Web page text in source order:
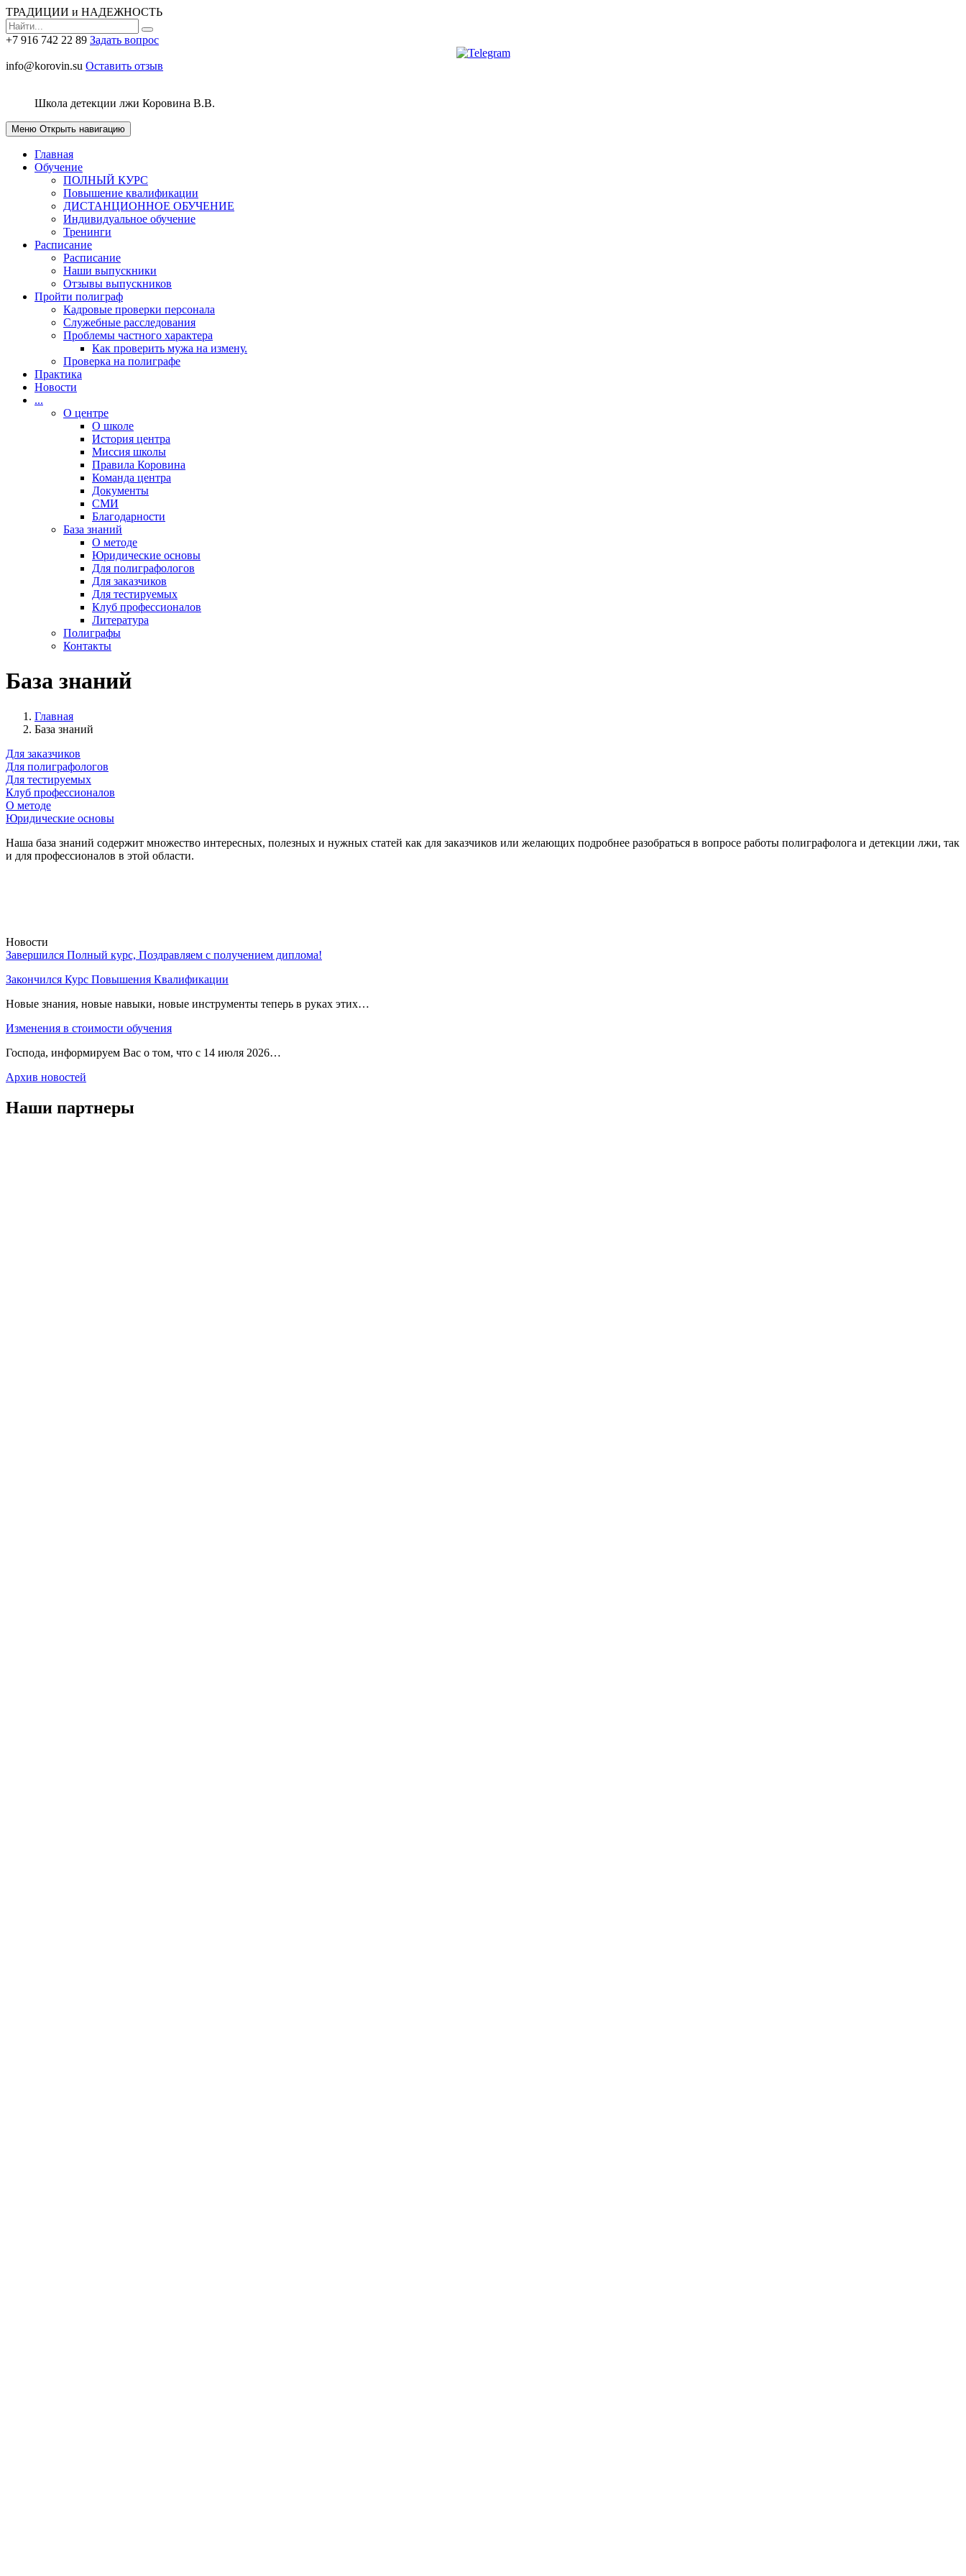
ТРАДИЦИИ и НАДЕЖНОСТЬ
+7 916 742 22 89 Задать вопрос
info@korovin.su Оставить отзыв
Школа детекции лжи Коровина В.В.
Меню Открыть навигацию
Главная
Обучение
ПОЛНЫЙ КУРС
Повышение квалификации
ДИСТАНЦИОННОЕ ОБУЧЕНИЕ
Индивидуальное обучение
Тренинги
Расписание
Расписание
Наши выпускники
Отзывы выпускников
Пройти полиграф
Кадровые проверки персонала
Cлужебные расследования
Проблемы частного характера
Как проверить мужа на измену.
Проверка на полиграфе
Практика
Новости
...
О центре
О школе
История центра
Миссия школы
Правила Коровина
Команда центра
Документы
СМИ
Благодарности
База знаний
О методе
Юридические основы
Для полиграфологов
Для заказчиков
Для тестируемых
Клуб профессионалов
Литература
Полиграфы
Контакты
База знаний
Главная
База знаний
Для заказчиков
Для полиграфологов
Для тестируемых
Клуб профессионалов
О методе
Юридические основы
Наша база знаний содержит множество интересных, полезных и нужных статей как для заказчиков или желающих подробнее разобраться в вопросе работы полиграфолога и детекции лжи, так
и для профессионалов в этой области.
Новости
Завершился Полный курс, Поздравляем с получением диплома!
Закончился Курс Повышения Квалификации
Новые знания, новые навыки, новые инструменты теперь в руках этих…
Изменения в стоимости обучения
Господа, информируем Вас о том, что с 14 июля 2026…
Архив новостей
Наши партнеры